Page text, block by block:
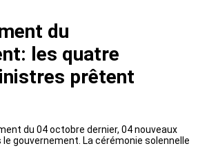
du
les quatre
prêtent
du 04 octobre dernier, 04 nouveaux
gouvernement. La cérémonie solennelle